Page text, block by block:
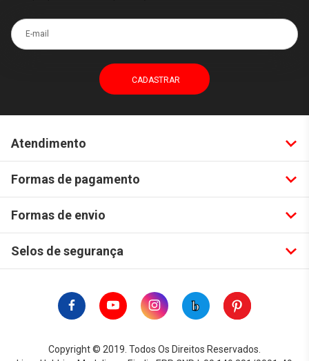
E-mail
Atendimento
Formas de pagamento
Formas de envio
Selos de segurança
Copyright © 2019. Todos Os Direitos Reservados.